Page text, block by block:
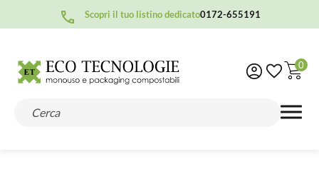
Scopri il tuo listino dedicato0172-655191
0